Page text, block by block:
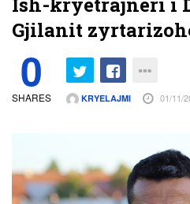
Gjilanit
0
SHARES KRYELAJMI 01/11/